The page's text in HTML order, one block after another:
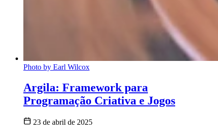
Photo by Earl Wilcox
Argila: Framework para
Programação Criativa e Jogos
23 de abril de 2025